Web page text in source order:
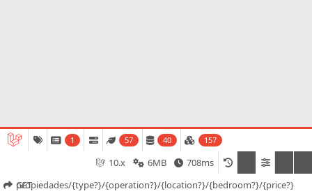
Filtros
1 57 40 157
708ms
6MB
10.x
GET propiedades/{type?}/{operation?}/{location?}/{bedroom?}/{price?}